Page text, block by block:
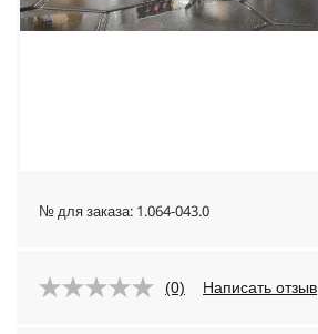
№ для заказа: 1.064-043.0
(0) Написать отзыв